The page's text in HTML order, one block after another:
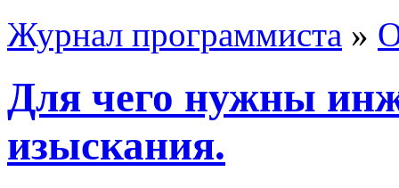
Журнал программиста »
Для чего нужны
изыскания.